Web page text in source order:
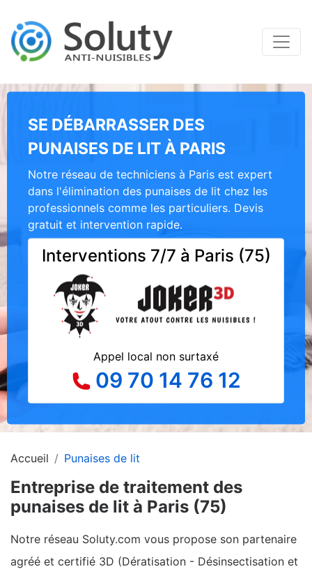
SE DÉBARRASSER DES
PUNAISES DE LIT À PARIS
Notre réseau de techniciens à Paris est expert
dans l'élimination des punaises de lit chez les
professionnels comme les particuliers. Devis
gratuit et intervention rapide.
Interventions 7/7 à Paris (75)
Appel local non surtaxé
09 70 14 76 12
Accueil Punaises de lit
Entreprise de traitement des
punaises de lit à Paris (75)
Notre réseau Soluty.com vous propose son partenaire
agréé et certifié 3D (Dératisation - Désinsectisation et